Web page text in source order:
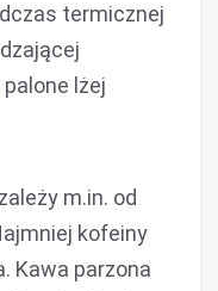
termicznej
lżej
m.in. od
kofeiny
Kawa parzona